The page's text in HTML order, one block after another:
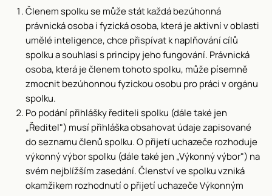
Členem spolku se může stát každá bezúhonná
právnická osoba i fyzická osoba, která je aktivní v oblasti
umělé inteligence, chce přispívat k naplňování cílů
spolku a souhlasí s principy jeho fungování. Právnická
osoba, která je členem tohoto spolku, může písemně
zmocnit bezúhonnou fyzickou osobu pro práci v orgánu
spolku.
Po podání přihlášky řediteli spolku (dále také jen
„Ředitel") musí přihláška obsahovat údaje zapisované
do seznamu členů spolku. O přijetí uchazeče rozhoduje
výkonný výbor spolku (dále také jen „Výkonný výbor") na
svém nejblížším zasedání. Členství ve spolku vzniká
okamžikem rozhodnutí o přijetí uchazeče Výkonným